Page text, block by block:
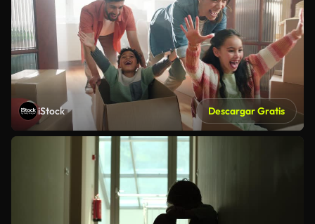
iStock Descargar Gratis